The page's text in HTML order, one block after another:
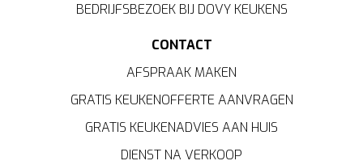
BEDRIJFSBEZOEK BIJ DOVY KEUKENS
CONTACT
AFSPRAAK MAKEN
GRATIS KEUKENOFFERTE AANVRAGEN
GRATIS KEUKENADVIES AAN HUIS
DIENST NA VERKOOP